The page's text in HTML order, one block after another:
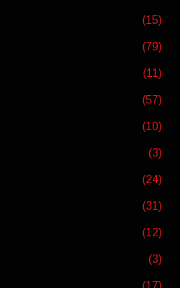
(15)
(79)
(11)
(57)
(10)
(3)
(24)
(31)
(12)
(3)
(17)